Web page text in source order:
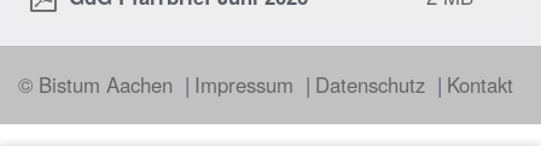
© Bistum Aachen Impressum Datenschutz Kontakt